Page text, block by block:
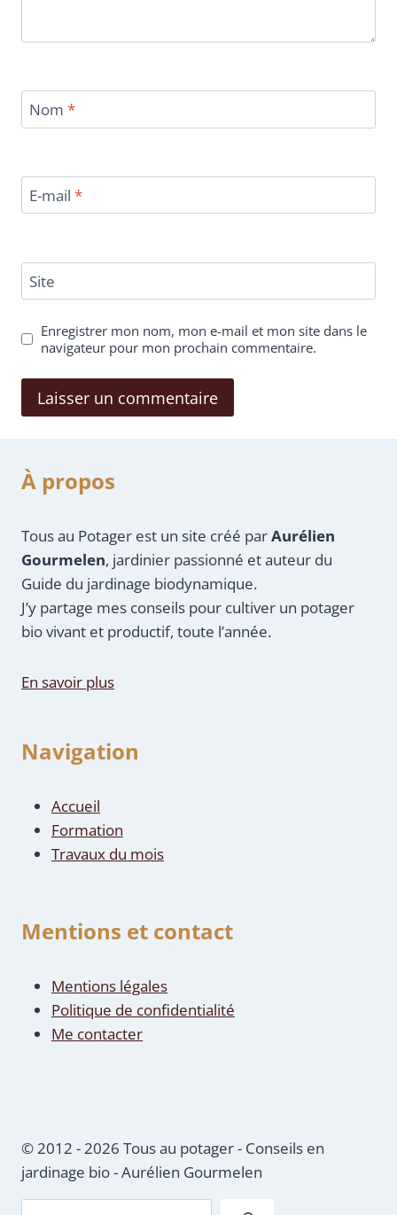
Nom *
E-mail *
Site
Enregistrer mon nom, mon e-mail et mon site dans le
navigateur pour mon prochain commentaire.
À propos
Tous au Potager est un site créé parAurélien
Gourmelen, jardinier passionné et auteur du
Guide du jardinage biodynamique.
J’y partage mes conseils pour cultiver un potager
bio vivant et productif, toute l’année.
En savoir plus
Navigation
Accueil
Formation
Travaux du mois
Mentions et contact
Mentions légales
Politique de confidentialité
Me contacter
© 2012 - 2026 Tous au potager - Conseils en
jardinage bio - Aurélien Gourmelen